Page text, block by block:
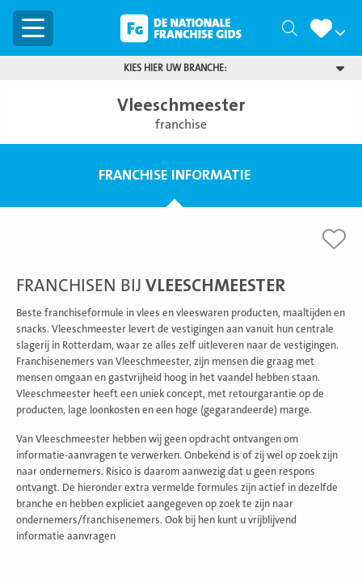
Menu Zoeken
KIES HIER UW BRANCHE:
Vleeschmeester
franchise
FRANCHISE INFORMATIE
FRANCHISEN BIJ VLEESCHMEESTER
Beste franchiseformule in vlees en vleeswaren producten, maaltijden en
snacks. Vleeschmeester levert de vestigingen aan vanuit hun centrale
slagerij in Rotterdam, waar ze alles zelf uitleveren naar de vestigingen.
Franchisenemers van Vleeschmeester, zijn mensen die graag met
mensen omgaan en gastvrijheid hoog in het vaandel hebben staan.
Vleeschmeester heeft een uniek concept, met retourgarantie op de
producten, lage loonkosten en een hoge (gegarandeerde) marge.
Van Vleeschmeester hebben wij geen opdracht ontvangen om
informatie-aanvragen te verwerken. Onbekend is of zij wel op zoek zijn
naar ondernemers. Risico is daarom aanwezig dat u geen respons
ontvangt. De hieronder extra vermelde formules zijn actief in dezelfde
branche en hebben expliciet aangegeven op zoek te zijn naar
ondernemers/franchisenemers. Ook bij hen kunt u vrijblijvend
informatie aanvragen